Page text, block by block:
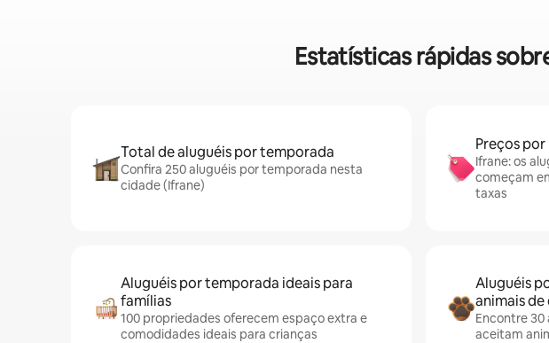
Estatísticas rápidas
Total de aluguéis por temporada
Confira 250 aluguéis por temporada nesta
cidade (Ifrane)
Preços
Ifrane: os
começam
taxas
Aluguéis por temporada ideais para
famílias
100 propriedades oferecem espaço extra e
comodidades ideais para crianças
Aluguéis
animais
Encontre
aceitam